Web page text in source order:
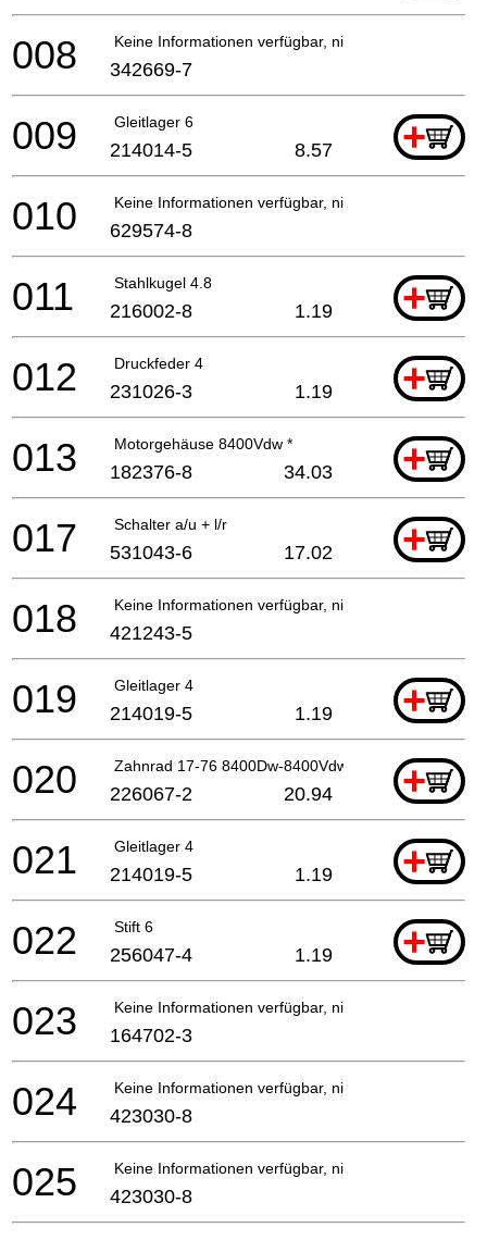
Keine Informationen verfügbar, nicht bestellbar
008 342669-7
Gleitlager 6 +
009 214014-5 8.57
Keine Informationen verfügbar, nicht bestellbar
010 629574-8
Stahlkugel 4.8 +
011 216002-8 1.19
Druckfeder 4 +
012 231026-3 1.19
Motorgehäuse 8400Vdw * +
013 182376-8 34.03
Schalter a/u + l/r +
017 531043-6 17.02
Keine Informationen verfügbar, nicht bestellbar
018 421243-5
Gleitlager 4 +
019 214019-5 1.19
Zahnrad 17-76 8400Dw-8400Vdw* +
020 226067-2 20.94
Gleitlager 4 +
021 214019-5 1.19
Stift 6 +
022 256047-4 1.19
Keine Informationen verfügbar, nicht bestellbar
023 164702-3
Keine Informationen verfügbar, nicht bestellbar
024 423030-8
Keine Informationen verfügbar, nicht bestellbar
025 423030-8